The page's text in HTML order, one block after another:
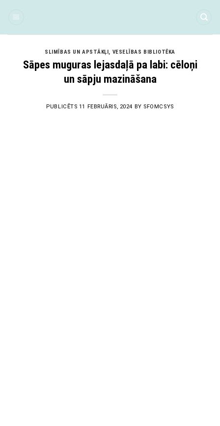
SLIMĪBAS UN APSTĀKĻI, VESELĪBAS BIBLIOTĒKA
Sāpes muguras lejasdaļā pa labi: cēloņi
un sāpju mazināšana
PUBLICĒTS 11 FEBRUĀRIS, 2024 BY SFOMCSYS